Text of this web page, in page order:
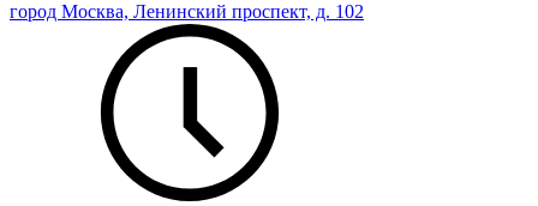
город Москва, Ленинский проспект, д. 102